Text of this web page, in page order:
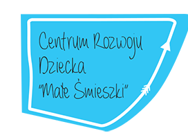
zawartości